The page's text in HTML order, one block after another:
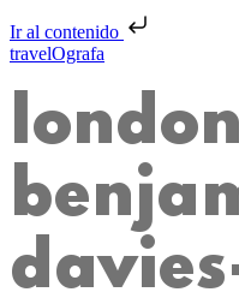
Ir al contenido
travelOgrafa
london